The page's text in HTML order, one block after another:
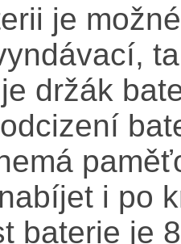
je
držák
i po
baterie je